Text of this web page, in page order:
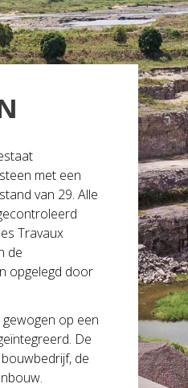
met een
van 29. Alle
Travaux
de
opgelegd door
op een
De
de